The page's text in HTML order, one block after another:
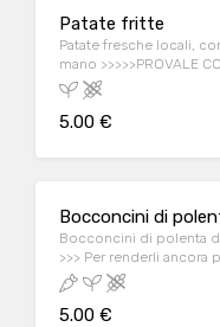
Patate fritte
Patate fresche locali,
mano >>>>>PROVALE
SALSINE ARTIGIANALI!
5.00 €
Bocconcini di
Bocconcini di polenta
>>> Per renderli ancora
con l'aggiunta
Ricotta affumicata di
5.00 €